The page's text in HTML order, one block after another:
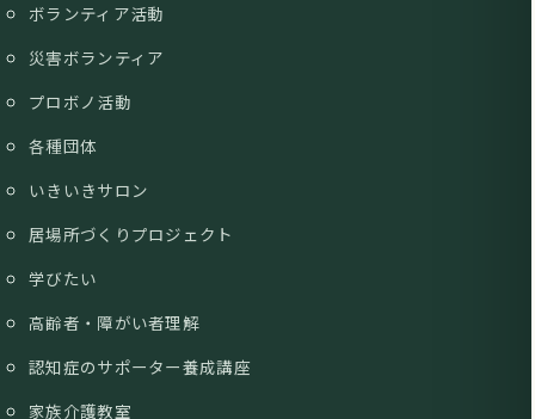
ボランティア活動
災害ボランティア
プロボノ活動
各種団体
いきいきサロン
居場所づくりプロジェクト
学びたい
高齢者・障がい者理解
認知症のサポーター養成講座
家族介護教室